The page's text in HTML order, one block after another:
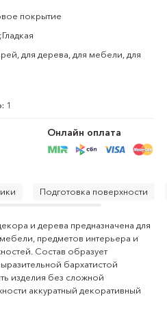
покрытие
для дерева, для мебели, для
1
Онлайн оплата
Подготовка поверхности
и дерева предназначена для
предметов интерьера и
Состав образует
бархатистой
изделия без сложной
аккуратный декоративный
краска для мебели, декора и
окрашивание мебели,
и интерьерных